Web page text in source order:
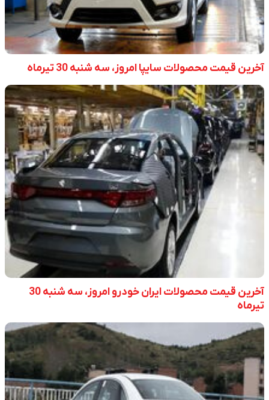
آخرین قیمت محصولات سایپا امروز، سه شنبه 30 تیرماه
آخرین قیمت محصولات ایران خودرو امروز، سه شنبه 30
تیرماه